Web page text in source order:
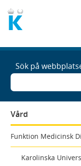
Sök på
Vård
Funktion Medicinsk
Karolinska